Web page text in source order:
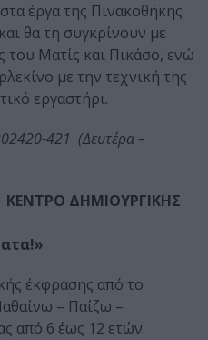
έργα της Πινακοθήκης
θα τη συγκρίνουν με
του Ματίς και Πικάσο, ενώ
με την τεχνική της
εργαστήρι.
421 (Δευτέρα –
ΚΕΝΤΡΟ ΔΗΜΙΟΥΡΓΙΚΗΣ
έκφρασης από το
– Παίζω –
από 6 έως 12 ετών.